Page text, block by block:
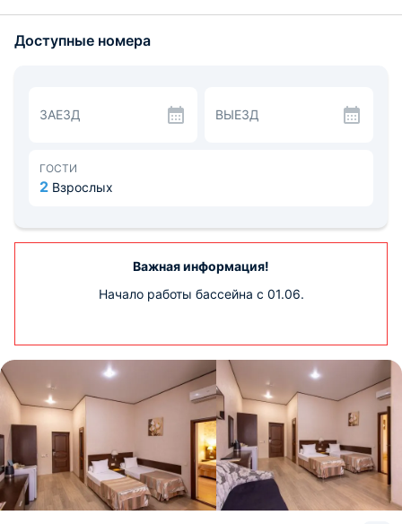
уникальным сухим климатом, схожим с климатом
воздействием на организм человека.
Здание отеля представляет собой трёхэтажное
море в полном комфорте и тишине. В наличие номера:
«Стандарт», «Стандарт плюс», «Улучшенный
кухней». Интерьер каждого номера выдержан в единой
и достойного сервиса. Номера оснащены всей
В ванной комнате имеется сантехника.
любовью по-домашнему и вкусно.
Для активного отдыха подойдут велоспорт, дайвинг и
прогулки пешком. Пользуются популярностью рыбная
ловля и настольный теннис. Детские развлечения
состоят из посещения аквапарка, игровой площадки и
наличия телеканалов. Из достопримечательностей
рекомендуются к просмотру старый парк, купель и
дом вверх дном. Аэропорт расположен в 9,6 км,
расстояние до ж/д вокзала 15,9 км. Море и пляж
находятся в 10 минутах ходьбы.
Доступные номера
ЗАЕЗД ВЫЕЗД
ГОСТИ
2 Взрослых
Важная информация!
Начало работы бассейна с 01.06.